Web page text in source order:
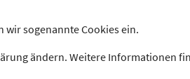
wir sogenannte Cookies ein.
ändern. Weitere Informationen